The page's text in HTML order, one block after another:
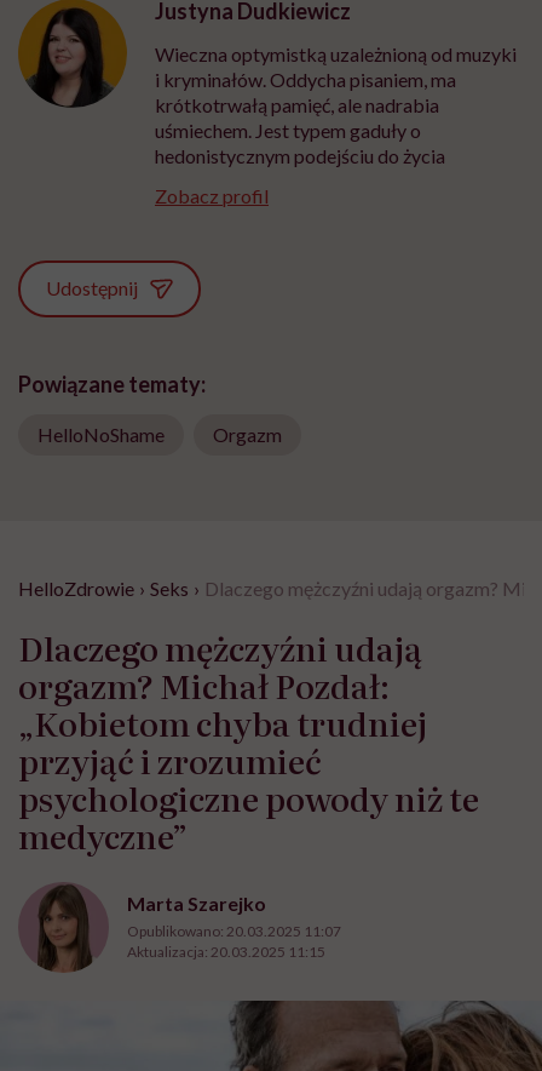
Justyna Dudkiewicz
Wieczna optymistką uzależnioną od muzyki
i kryminałów. Oddycha pisaniem, ma
krótkotrwałą pamięć, ale nadrabia
uśmiechem. Jest typem gaduły o
hedonistycznym podejściu do życia
Zobacz profil
Udostępnij
Powiązane tematy:
HelloNoShame Orgazm
HelloZdrowie › Seks › Dlaczego mężczyźni udają orgazm?
Dlaczego mężczyźni udają
orgazm? Michał Pozdał:
„Kobietom chyba trudniej
przyjąć i zrozumieć
psychologiczne powody niż te
medyczne”
Marta Szarejko
Opublikowano: 20.03.2025 11:07
Aktualizacja: 20.03.2025 11:15